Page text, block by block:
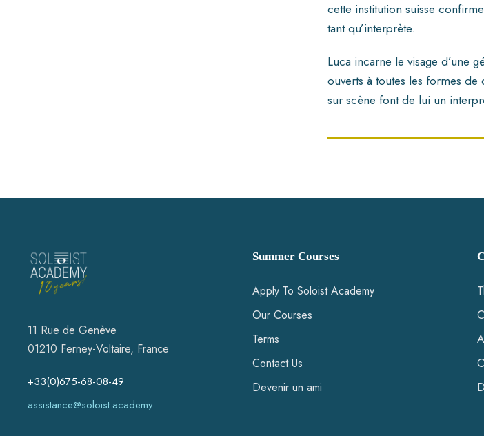
cette institution suisse
tant qu’interprète.
Luca incarne le visage d’une
ouverts à toutes les formes
sur scène font de lui un
11 Rue de Genève
01210 Ferney-Voltaire, France
+33(0)675-68-08-49
assistance@soloist.academy
Summer Courses
Apply To Soloist Academy
Our Courses
Terms
Contact Us
Devenir un ami